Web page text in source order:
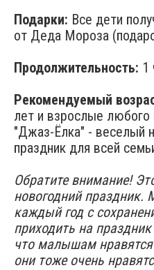
Подарки: Все дети
от Деда Мороза
Продолжительность: 1
Рекомендуемый
лет и взрослые любого
"Джаз-Ёлка" - веселый
праздник для всей
Обратите внимание!
новогодний
каждый год с
приходить на
что малышам
они тоже очень